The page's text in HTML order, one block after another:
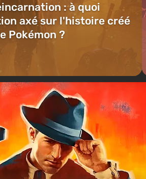
: à quoi
axé sur l'histoire créé
Pokémon ?